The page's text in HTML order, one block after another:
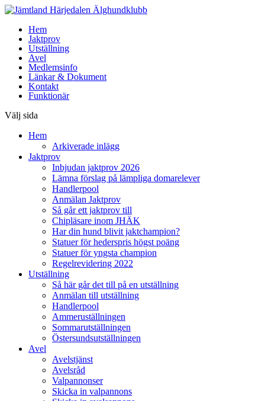
Hem
Jaktprov
Utställning
Avel
Medlemsinfo
Länkar & Dokument
Kontakt
Funktionär
Välj sida
Hem
Arkiverade inlägg
Jaktprov
Inbjudan jaktprov 2026
Lämna förslag på lämpliga domarelever
Handlerpool
Anmälan Jaktprov
Så går ett jaktprov till
Chipläsare inom JHÄK
Har din hund blivit jaktchampion?
Statuer för hederspris högst poäng
Statuer för yngsta champion
Regelrevidering 2022
Utställning
Så här går det till på en utställning
Anmälan till utställning
Handlerpool
Ammeruställningen
Sommarutställningen
Östersundsutställningen
Avel
Avelstjänst
Avelsråd
Valpannonser
Skicka in valpannons